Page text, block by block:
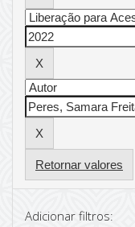
Retornar valores
Adicionar filtros: